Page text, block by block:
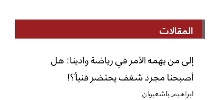
المقالات
إلى من يهمه الأمر في رياضة وادينا: هل
أصبحنا مجرد شغف يحتضر فنياً؟!
ابراهيم باشغيوان